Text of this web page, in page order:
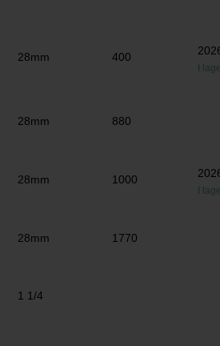
28mm 400
I
28mm 880
28mm 1000
I
28mm 1770
1 1/4